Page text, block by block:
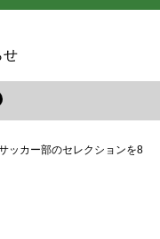
せ
ッカー部のセレクションを8